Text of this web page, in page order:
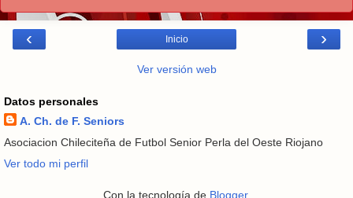
‹ ›
Inicio
Ver versión web
Datos personales
A. Ch. de F. Seniors
Asociacion Chileciteña de Futbol Senior Perla del Oeste Riojano
Ver todo mi perfil
Con la tecnología de Blogger.